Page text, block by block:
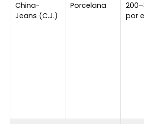
China-
Jeans (C.J.)
Porcelana
por